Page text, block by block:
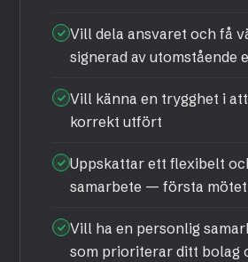
Vill dela ansvaret och få
signerad av utomstående
Vill känna en trygghet i
korrekt utfört
Uppskattar ett flexibelt
samarbete — första
Vill ha en personlig
som prioriterar ditt bolag